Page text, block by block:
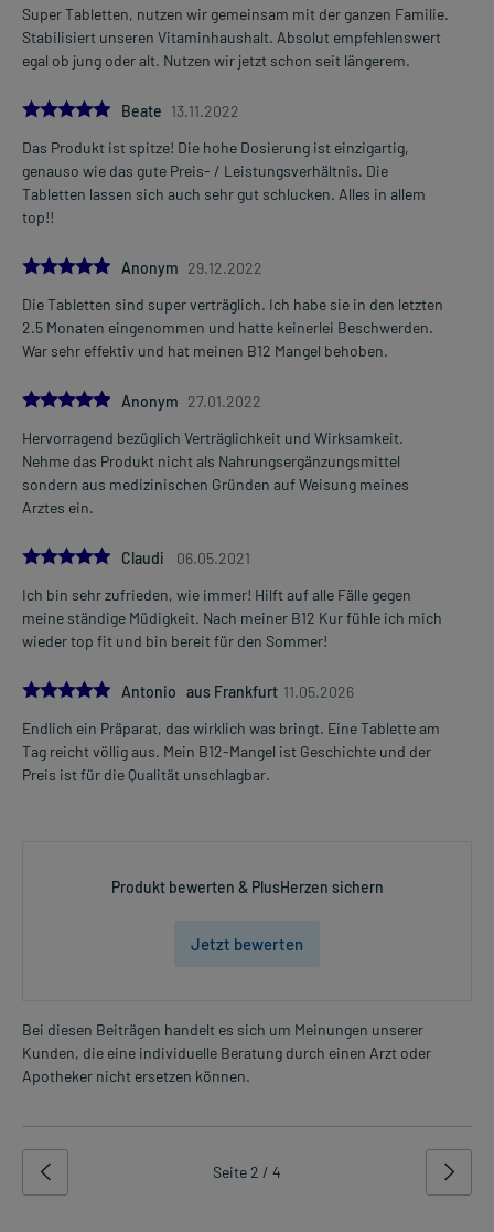
Super Tabletten, nutzen wir gemeinsam mit der ganzen Familie.
Stabilisiert unseren Vitaminhaushalt. Absolut empfehlenswert
egal ob jung oder alt. Nutzen wir jetzt schon seit längerem.
5.0
Beate 13.11.2022
Das Produkt ist spitze! Die hohe Dosierung ist einzigartig,
genauso wie das gute Preis- / Leistungsverhältnis. Die
Tabletten lassen sich auch sehr gut schlucken. Alles in allem
top!!
5.0Anonym 29.12.2022
Die Tabletten sind super verträglich. Ich habe sie in den letzten
2.5 Monaten eingenommen und hatte keinerlei Beschwerden.
War sehr effektiv und hat meinen B12 Mangel behoben.
5.0Anonym 27.01.2022
Hervorragend bezüglich Verträglichkeit und Wirksamkeit.
Nehme das Produkt nicht als Nahrungsergänzungsmittel
sondern aus medizinischen Gründen auf Weisung meines
Arztes ein.
5.0
Claudi
06.05.2021
Ich bin sehr zufrieden, wie immer! Hilft auf alle Fälle gegen
meine ständige Müdigkeit. Nach meiner B12 Kur fühle ich mich
wieder top fit und bin bereit für den Sommer!
5.0Antonio aus Frankfurt 11.05.2026
Endlich ein Präparat, das wirklich was bringt. Eine Tablette am
Tag reicht völlig aus. Mein B12-Mangel ist Geschichte und der
Preis ist für die Qualität unschlagbar.
Produkt bewerten & PlusHerzen sichern
Jetzt bewerten
Bei diesen Beiträgen handelt es sich um Meinungen unserer
Kunden, die eine individuelle Beratung durch einen Arzt oder
Apotheker nicht ersetzen können.
Seite 2 / 4